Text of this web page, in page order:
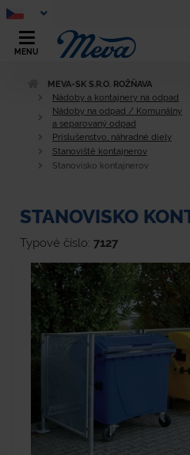
MENU
MEVA-SK S.R.O. ROŽŇAVA
Nádoby a kontajnery na odpad
Nádoby na odpad / Komunálny
a separovaný odpad
Príslušenstvo, náhradné diely
Stanoviště kontajnerov
Stanovisko kontajnerov
STANOVISKO
Typové číslo: 7127